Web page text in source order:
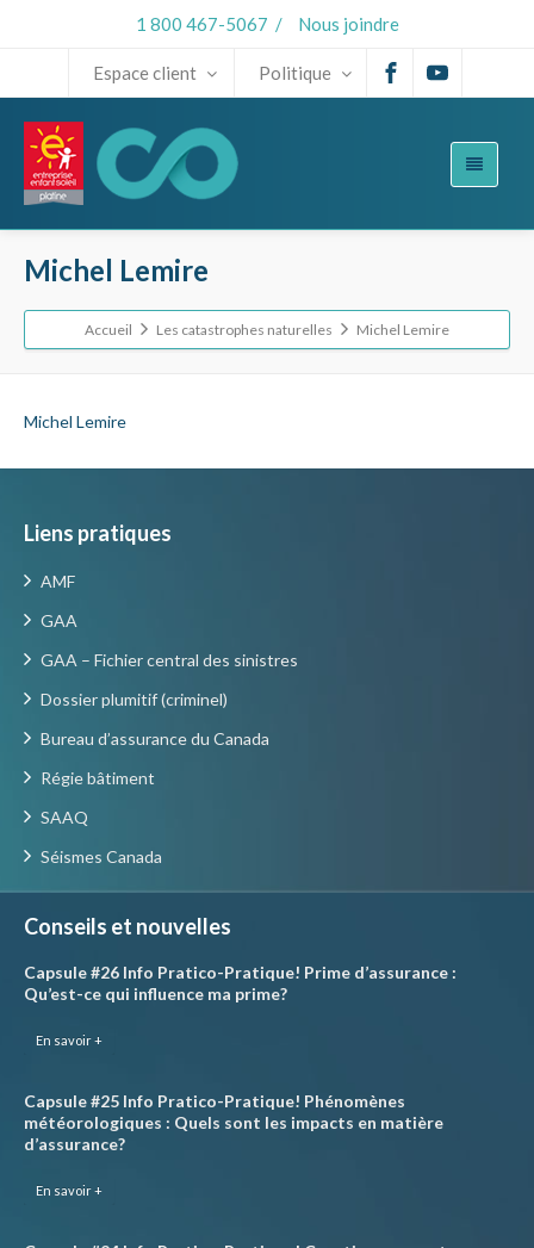
1 800 467-5067 / Nous joindre
Espace client Politique
Michel Lemire
Accueil Les catastrophes naturelles Michel Lemire
Michel Lemire
Liens pratiques
AMF
GAA
GAA – Fichier central des sinistres
Dossier plumitif (criminel)
Bureau d’assurance du Canada
Régie bâtiment
SAAQ
Séismes Canada
Conseils et nouvelles
Capsule #26 Info Pratico-Pratique! Prime d’assurance :
Qu’est-ce qui influence ma prime?
En savoir +
Capsule #25 Info Pratico-Pratique! Phénomènes
météorologiques : Quels sont les impacts en matière
d’assurance?
En savoir +